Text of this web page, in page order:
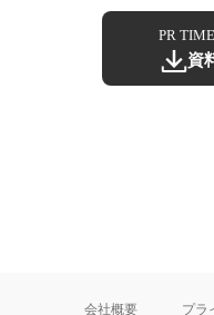
PR
資
会社概要 プラ